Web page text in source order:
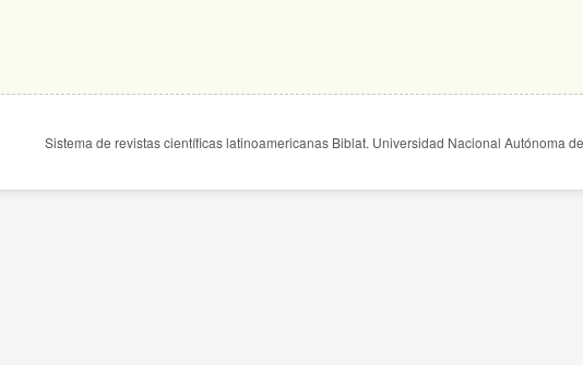
Sistema de revistas científicas latinoamericanas Biblat. Universidad Nacional Autónoma